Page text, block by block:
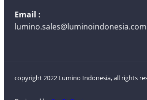
Email :
lumino.sales@luminoindonesia.com
copyright 2022 Lumino Indonesia, all rights